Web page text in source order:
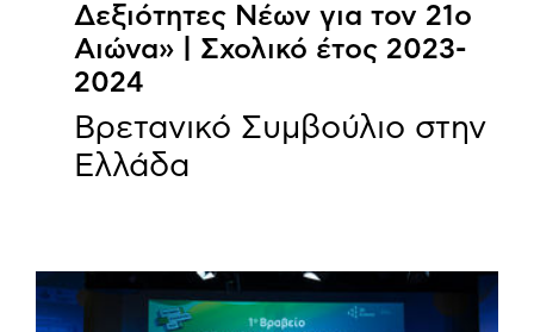
Δεξιότητες Νέων για τον 21ο
Αιώνα» | Σχολικό έτος 2023-
2024
Βρετανικό Συμβούλιο στην
Ελλάδα